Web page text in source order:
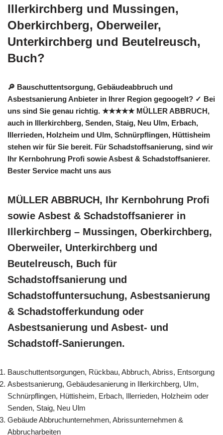
Illerkirchberg und Mussingen,
Oberkirchberg, Oberweiler,
Unterkirchberg und Beutelreusch,
Buch?
🔎 Bauschuttentsorgung, Gebäudeabbruch und
Asbestsanierung Anbieter in Ihrer Region gegoogelt? ✓ Bei
uns sind Sie genau richtig. ★★★★★ MÜLLER ABBRUCH,
auch in Illerkirchberg, Senden, Staig, Neu Ulm, Erbach,
Illerrieden, Holzheim und Ulm, Schnürpflingen, Hüttisheim
stehen wir für Sie bereit. Für Schadstoffsanierung, sind wir
Ihr Kernbohrung Profi sowie Asbest & Schadstoffsanierer.
Bester Service macht uns aus
MÜLLER ABBRUCH, Ihr Kernbohrung Profi
sowie Asbest & Schadstoffsanierer in
Illerkirchberg – Mussingen, Oberkirchberg,
Oberweiler, Unterkirchberg und
Beutelreusch, Buch für
Schadstoffsanierung und
Schadstoffuntersuchung, Asbestsanierung
& Schadstofferkundung oder
Asbestsanierung und Asbest- und
Schadstoff-Sanierungen.
Bauschuttentsorgungen, Rückbau, Abbruch, Abriss, Entsorgung
Asbestsanierung, Gebäudesanierung in Illerkirchberg, Ulm,
Schnürpflingen, Hüttisheim, Erbach, Illerrieden, Holzheim oder
Senden, Staig, Neu Ulm
Gebäude Abbruchunternehmen, Abrissunternehmen &
Abbrucharbeiten